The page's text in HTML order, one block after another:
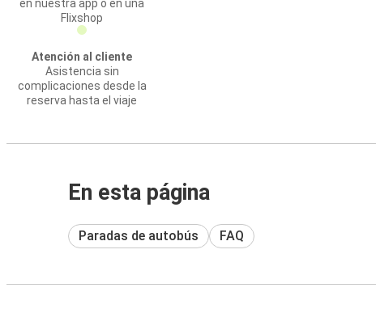
en nuestra app o en una
Flixshop
Atención al cliente
Asistencia sin
complicaciones desde la
reserva hasta el viaje
En esta página
Paradas de autobús FAQ